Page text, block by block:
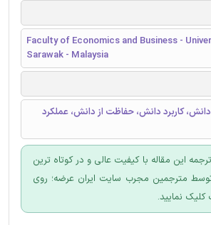
Faculty of Economics and Business -
Sarawak - Malaysia
کاربرد دانش، حفاظت از دانش، عملکرد
این مقاله با کیفیت عالی و در کوتاه ترین
مترجمین مجرب سایت ایران عرضه؛ روی
نمایید.